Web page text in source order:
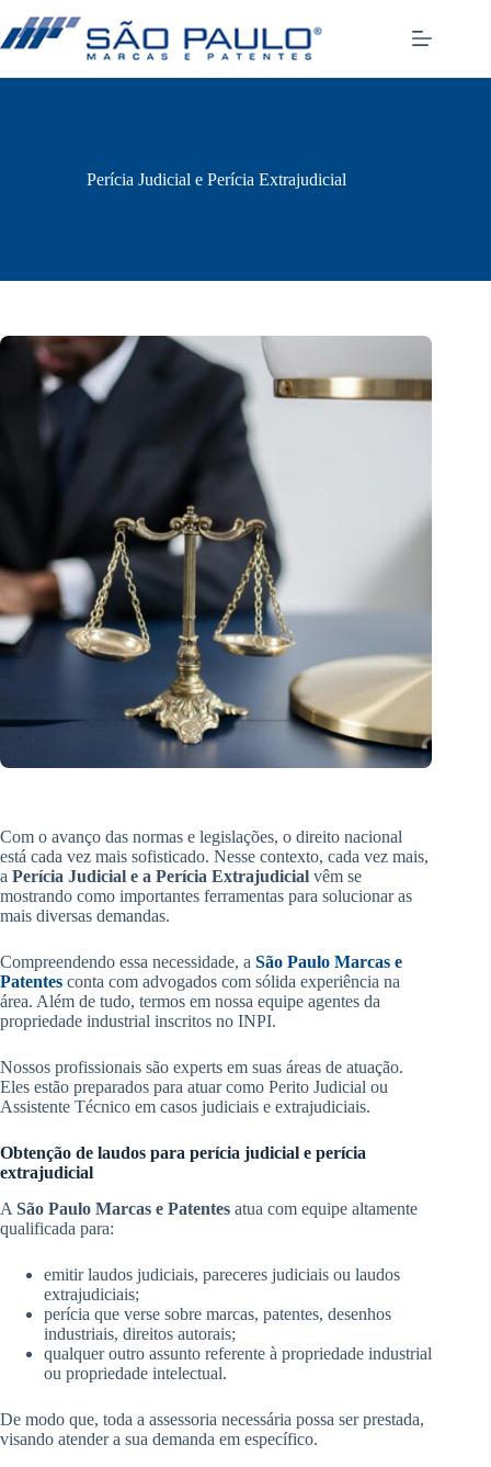
para
o
Perícia Judicial e Perícia Extrajudicial
Com o avanço das normas e legislações, o direito nacional
está cada vez mais sofisticado. Nesse contexto, cada vez mais,
a Perícia Judicial e a Perícia Extrajudicial vêm se
mostrando como importantes ferramentas para solucionar as
mais diversas demandas.
Compreendendo essa necessidade, a São Paulo Marcas e
Patentes conta com advogados com sólida experiência na
área. Além de tudo, termos em nossa equipe agentes da
propriedade industrial inscritos no INPI.
Nossos profissionais são experts em suas áreas de atuação.
Eles estão preparados para atuar como Perito Judicial ou
Assistente Técnico em casos judiciais e extrajudiciais.
Obtenção de laudos para perícia judicial e perícia
extrajudicial
A São Paulo Marcas e Patentes atua com equipe altamente
qualificada para:
emitir laudos judiciais, pareceres judiciais ou laudos
extrajudiciais;
perícia que verse sobre marcas, patentes, desenhos
industriais, direitos autorais;
qualquer outro assunto referente à propriedade industrial
ou propriedade intelectual.
De modo que, toda a assessoria necessária possa ser prestada,
visando atender a sua demanda em específico.